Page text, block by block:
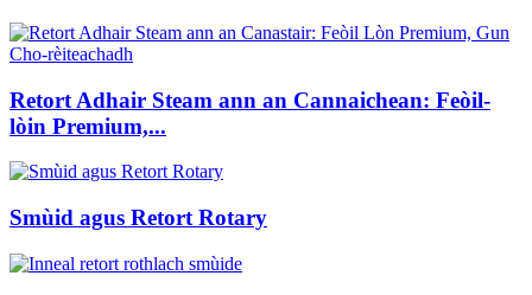
Retort Adhair Steam ann an Cannaichean: Feòil-
lòin Premium,...
Smùid agus Retort Rotary